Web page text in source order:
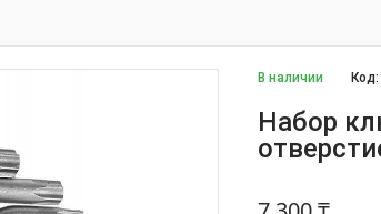
В наличии
Набор